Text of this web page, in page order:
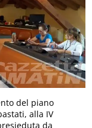
del piano
alla IV
da